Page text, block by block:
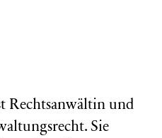
Rechtsanwältin und
Sie